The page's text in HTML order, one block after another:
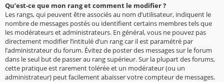
Qu’est-ce que mon rang et comment le modifier ?
Les rangs, qui peuvent être associés au nom d’utilisateur, indiquent le
nombre de messages postés ou identifient certains membres tels que
les modérateurs et administrateurs. En général, vous ne pouvez pas
directement modifier l’intitulé d’un rang car il est paramétré par
l’administrateur du forum. Évitez de poster des messages sur le forum
dans le seul but de passer au rang supérieur. Sur la plupart des forums,
cette pratique est rarement tolérée et un modérateur (ou un
administrateur) peut facilement abaisser votre compteur de messages.